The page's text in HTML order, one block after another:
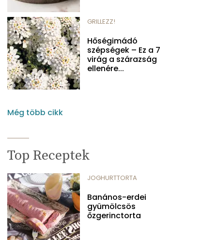
GRILLEZZ!
Hőségimádó
szépségek – Ez a 7
virág a szárazság
ellenére...
Még több cikk
Top Receptek
JOGHURTTORTA
Banános-erdei
gyümölcsös
őzgerinctorta